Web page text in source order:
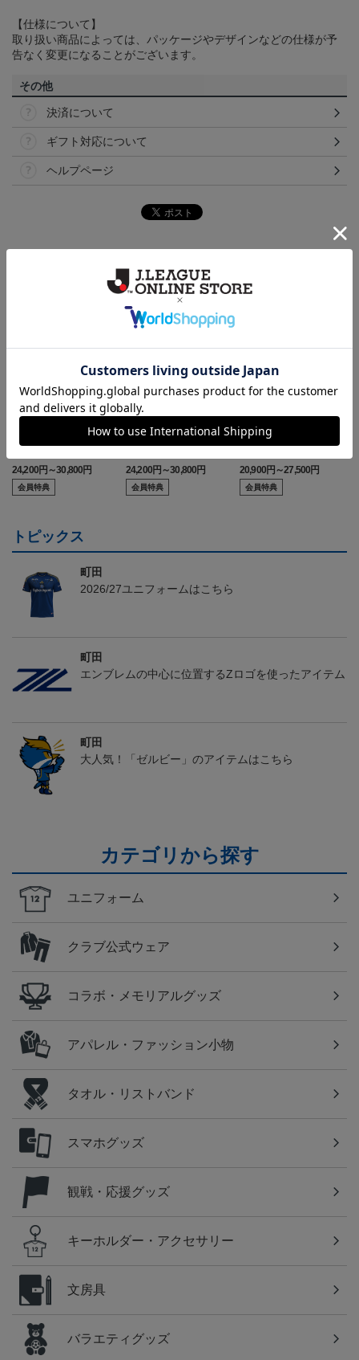
【仕様について】
取り扱い商品によっては、パッケージやデザインなどの仕様が予
告なく変更になることがございます。
その他
決済について
ギフト対応について
ヘルプページ
ム
24,200円～30,800円
会員特典
ーム
24,200円～30,800円
会員特典
フォーム
20,900円～27,500円
会員特典
トピックス
町田
2026/27ユニフォームはこちら
町田
エンブレムの中心に位置するZロゴを使ったアイテム
町田
大人気！「ゼルビー」のアイテムはこちら
カテゴリから探す
ユニフォーム
クラブ公式ウェア
コラボ・メモリアルグッズ
アパレル・ファッション小物
タオル・リストバンド
スマホグッズ
観戦・応援グッズ
キーホルダー・アクセサリー
文房具
バラエティグッズ